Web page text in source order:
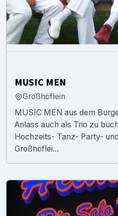
MUSIC MEN
Großhöflein
MUSIC MEN aus dem
Anlass auch als Trio zu
Hochzeits- Tanz- Party-
Großhöflei...